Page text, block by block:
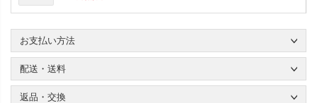
お支払い方法
配送・送料
返品・交換